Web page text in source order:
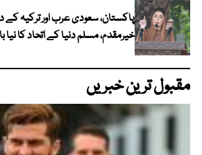
پاکستان، سعودی عرب اور ترکیہ
خیرمقدم، مسلم دنیا کے اتحاد کا نیا
مقبول ترین خبریں